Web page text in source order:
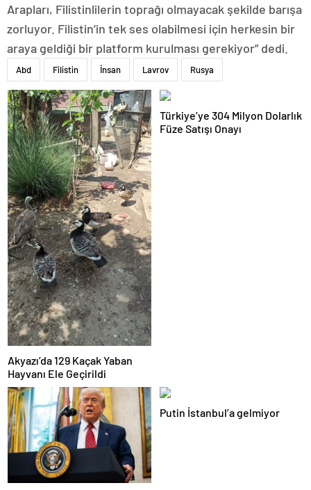
Arapları, Filistinlilerin toprağı olmayacak şekilde barışa
zorluyor. Filistin’in tek ses olabilmesi için herkesin bir
araya geldiği bir platform kurulması gerekiyor” dedi.
Abd Filistin İnsan Lavrov Rusya
Akyazı’da 129 Kaçak Yaban
Hayvanı Ele Geçirildi
Türkiye’ye 304 Milyon Dolarlık
Füze Satışı Onayı
Putin İstanbul’a gelmiyor